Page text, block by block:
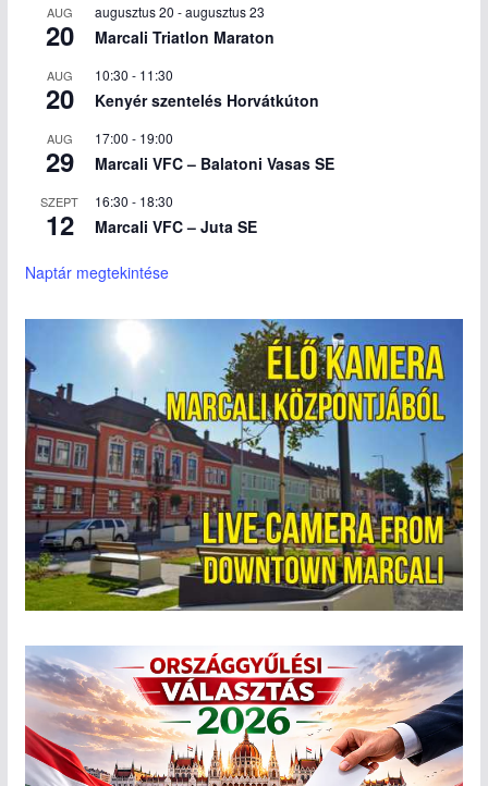
AUG
20
augusztus 20 -augusztus 23
Marcali Triatlon Maraton
AUG
20
10:30 - 11:30
Kenyér szentelés Horvátkúton
AUG
29
17:00 - 19:00
Marcali VFC – Balatoni Vasas SE
SZEPT
12
16:30 - 18:30
Marcali VFC – Juta SE
Naptár megtekintése